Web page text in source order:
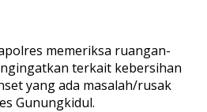
memeriksa ruangan-
terkait kebersihan
yang ada masalah/rusak
Gunungkidul.